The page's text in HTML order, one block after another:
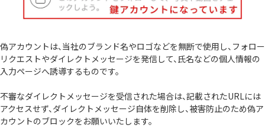
偽アカウントは、当社のブランド名やロゴなどを無断で使用し、フォロー
リクエストやダイレクトメッセージを発信して、氏名などの個人情報の
入力ページへ誘導するものです。
不審なダイレクトメッセージを受信された場合は、記載されたURLには
アクセスせず、ダイレクトメッセージ自体を削除し、被害防止のため偽ア
カウントのブロックをお願いいたします。